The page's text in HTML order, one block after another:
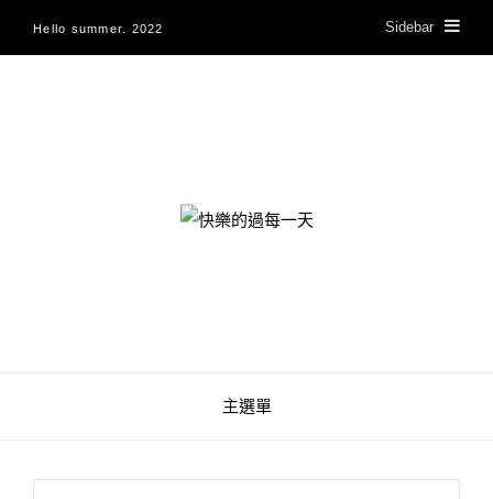
Hello summer. 2022 Sidebar
快樂的過每一天
主選單